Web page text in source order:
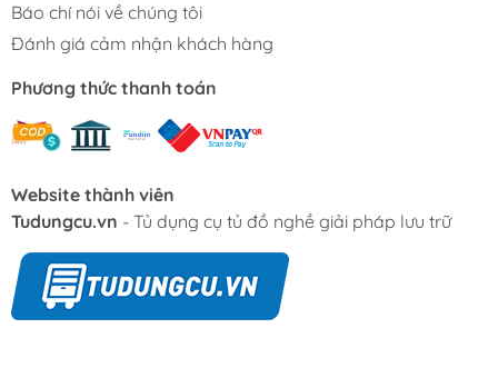
Báo chí nói về chúng tôi
Đánh giá cảm nhận khách hàng
Phương thức thanh toán
Website thành viên
Tudungcu.vn - Tủ dụng cụ tủ đồ nghề giải pháp lưu trữ